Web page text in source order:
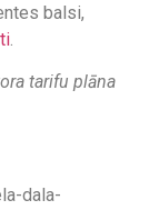
balsi,
tarifu plāna
dala-